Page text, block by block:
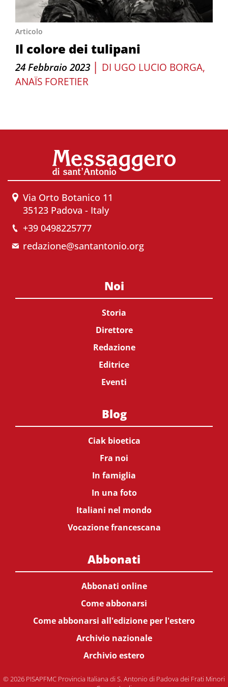
Articolo
Il colore dei tulipani
24 Febbraio 2023 | DI UGO LUCIO BORGA
ANAÏS FORETIER
Via Orto Botanico 11
35123 Padova - Italy
+39 0498225777
redazione@santantonio.org
Noi
Storia
Direttore
Redazione
Editrice
Eventi
Blog
Ciak bioetica
Fra noi
In famiglia
In una foto
Italiani nel mondo
Vocazione francescana
Abbonati
Abbonati online
Come abbonarsi
Come abbonarsi all'edizione per l'estero
Archivio nazionale
Archivio estero
© 2026 PISAPFMC Provincia Italiana di S. Antonio di Padova dei Frati Minori